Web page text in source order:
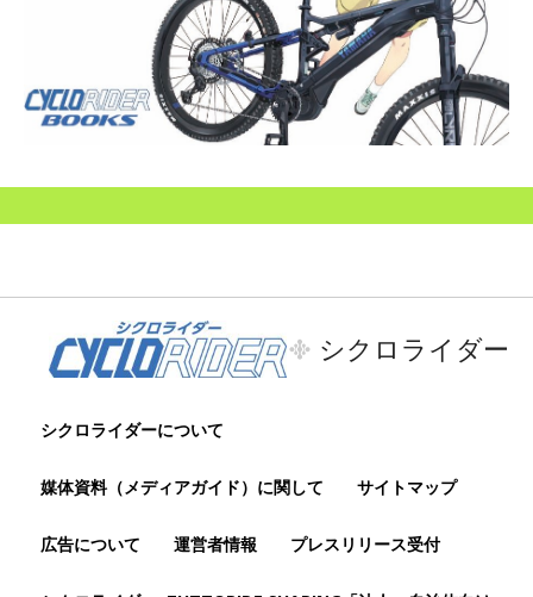
シクロライダー
シクロライダーについて
媒体資料（メディアガイド）に関して サイトマップ
広告について 運営者情報 プレスリリース受付